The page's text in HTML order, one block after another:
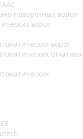
поворотных ворот
ворот
ворот
откатных